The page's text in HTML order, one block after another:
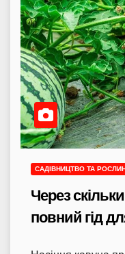
САДІВНИЦТВО ТА
Через
повний гід